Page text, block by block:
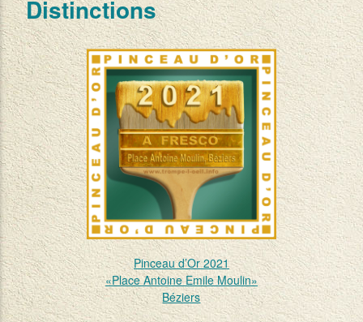
Distinctions
Pinceau d’Or 2021
«Place Antoine Emile Moulin»
Béziers